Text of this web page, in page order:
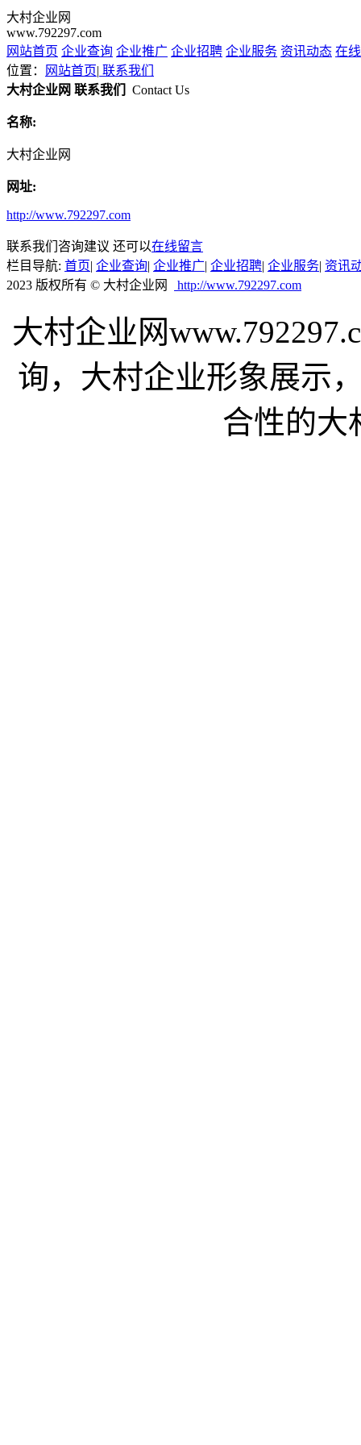
大村企业网
www.792297.com
网站首页 企业查询 企业推广 企业招聘 企业服务 资讯动态 在
位置：
网站首页| 联系我们
大村企业网 联系我们
Contact Us
名称:
大村企业网
网址:
http://www.792297.com
联系我们咨询建议 还可以在线留言
栏目导航: 首页| 企业查询| 企业推广| 企业招聘| 企业服务| 资讯
2023 版权所有 © 大村企业网
http://www.792297.com
大村企业网
询，大村企业形象展示
合性的大